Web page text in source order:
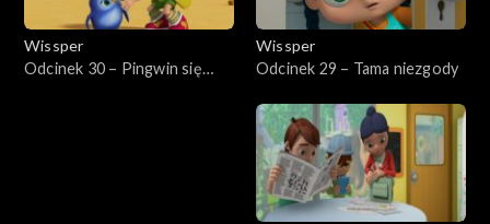
Wissper
Odcinek 30 – Pingwin się
Wissper
Odcinek 29 – Tama niezgody